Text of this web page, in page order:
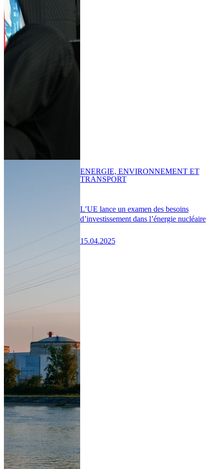
L’UE lance un examen des besoins
d’investissement dans l’énergie nucléaire
15.04.2025
ENERGIE, ENVIRONNEMENT ET
TRANSPORT